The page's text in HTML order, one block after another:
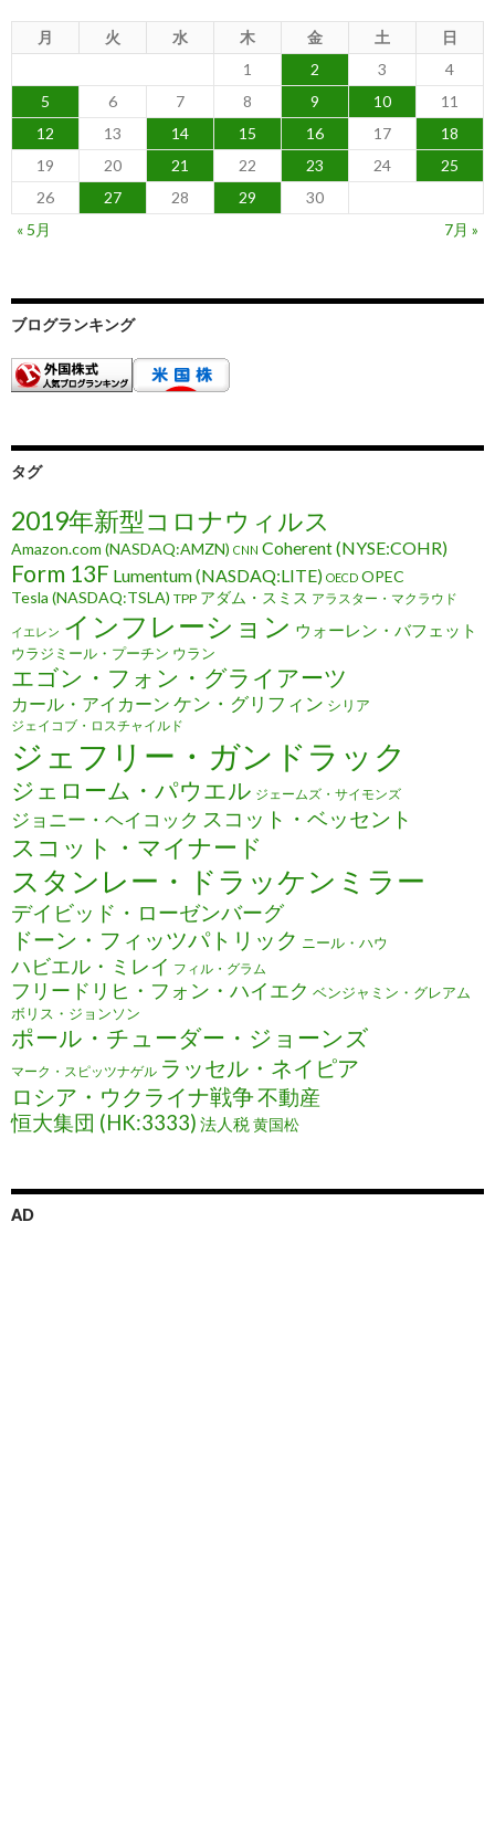
月 火 水 木 金 土
日
1
2 3
4
5
6 7 8 9 10
11
12
13 14 15 16 17
18
19
20 21 22 23 24
25
26
27 28 29
30
« 5月
7月 »
ブログランキング
タグ
2019年新型コロナウィルス
Amazon.com (NASDAQ:AMZN) CNN Coherent (NYSE:COHR)
Form 13F Lumentum (NASDAQ:LITE) OECD OPEC
Tesla (NASDAQ:TSLA) TPP アダム・スミス アラスター・マクラウド
イエレン インフレーション ウォーレン・バフェット
ウラジミール・プーチン ウラン
エゴン・フォン・グライアーツ
カール・アイカーン ケン・グリフィン シリア
ジェイコブ・ロスチャイルド
ジェフリー・ガンドラック
ジェローム・パウエル ジェームズ・サイモンズ
ジョニー・ヘイコック スコット・ベッセント
スコット・マイナード
スタンレー・ドラッケンミラー
デイビッド・ローゼンバーグ
ドーン・フィッツパトリック ニール・ハウ
ハビエル・ミレイ フィル・グラム
フリードリヒ・フォン・ハイエク ベンジャミン・グレアム
ボリス・ジョンソン
ポール・チューダー・ジョーンズ
マーク・スピッツナゲル ラッセル・ネイピア
ロシア・ウクライナ戦争不動産
恒大集団 (HK:3333) 法人税黄国松
AD